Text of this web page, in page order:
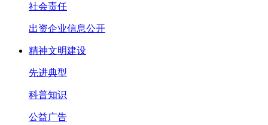
社会责任
出资企业信息公开
精神文明建设
先进典型
科普知识
公益广告